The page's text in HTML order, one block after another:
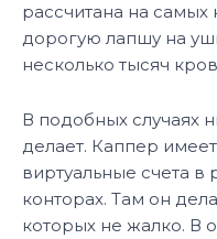
рассчитана на
дорогую лапшу на
несколько тысяч
В подобных случаях
делает. Каппер
виртуальные счета в
конторах. Там он
которых не жалко. В